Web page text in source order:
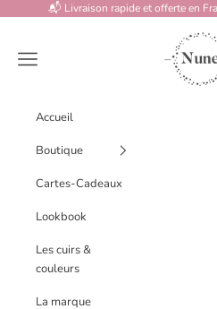
Passer au contenu📬 Livraison rapide et offerte en
Menu
Accueil
Boutique
Cartes-Cadeaux
Lookbook
Les cuirs &
couleurs
La marque